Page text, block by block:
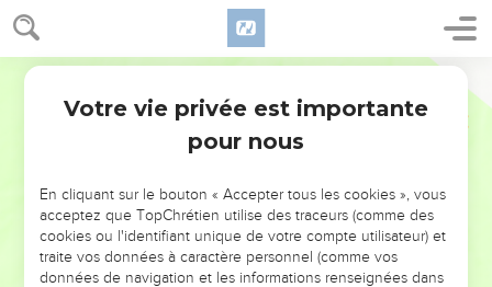
NE MANQUEZ PAS L’ÉVÉNEMENT
DE L’ANNÉE !
ET SI LEURS ERREURS POUVAIENT VOUS ÉVITER LES
VOTRES ?
Votre vie privée est importante
pour nous
En cliquant sur le bouton « Accepter tous les cookies », vous
acceptez que TopChrétien utilise des traceurs (comme des
cookies ou l'identifiant unique de votre compte utilisateur) et
traite vos données à caractère personnel (comme vos
données de navigation et les informations renseignées dans